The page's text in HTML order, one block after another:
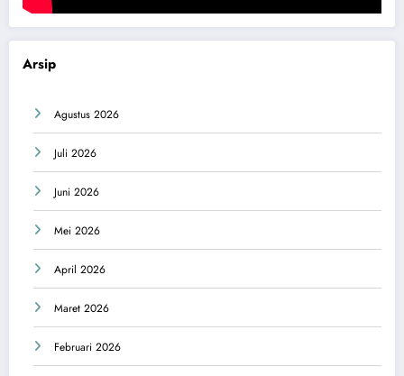
Arsip
Agustus 2026
Juli 2026
Juni 2026
Mei 2026
April 2026
Maret 2026
Februari 2026